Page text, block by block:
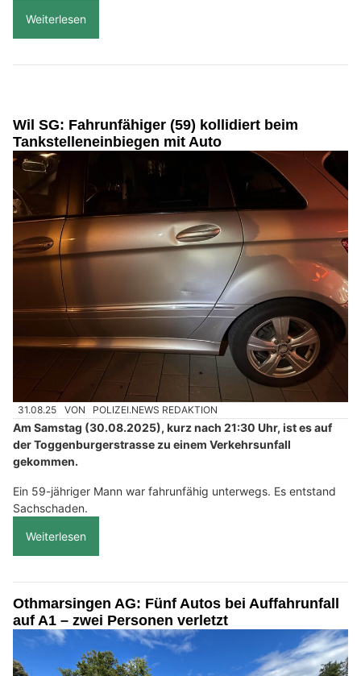
Weiterlesen
Wil SG: Fahrunfähiger (59) kollidiert beim
Tankstelleneinbiegen mit Auto
31.08.25 VON POLIZEI.NEWS REDAKTION
Am Samstag (30.08.2025), kurz nach 21:30 Uhr, ist es auf
der Toggenburgerstrasse zu einem Verkehrsunfall
gekommen.
Ein 59-jähriger Mann war fahrunfähig unterwegs. Es entstand
Sachschaden.
Weiterlesen
Othmarsingen AG: Fünf Autos bei Auffahrunfall
auf A1 – zwei Personen verletzt